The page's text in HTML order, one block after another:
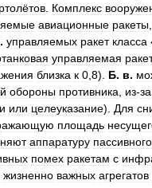
Комплекс
авиационные ракеты
. управляемых ракет класса
управляемая
близка к 0 8). Б. в.
обороны противника из-за
или целеуказание). Для
площадь
аппаратуру пассивного
помех ракетам с
жизненно важных агрегатов